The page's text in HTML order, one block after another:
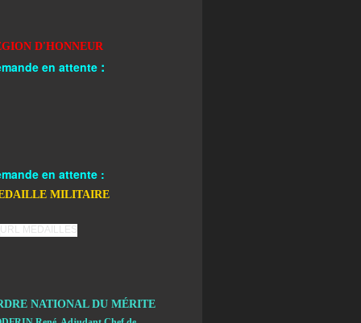
D'HONNEUR
en attente :
en attente :
MILITAIRE
NATIONAL DU MÉRITE